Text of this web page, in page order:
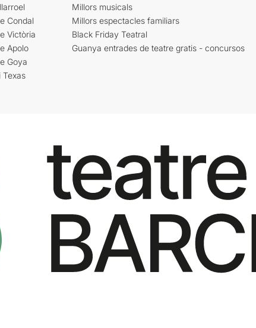
Condal
Victòria
Apolo
Goya
Texas
Millors musicals
Millors espectacles familiars
Black Friday Teatral
Guanya entrades de teatre gratis - concursos